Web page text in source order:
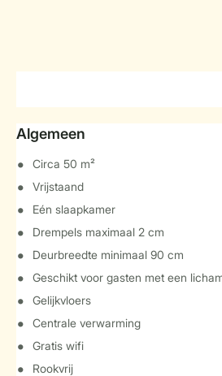
Algemeen
Circa 50 m²
Vrijstaand
Eén slaapkamer
Drempels maximaal 2 cm
Deurbreedte minimaal 90 cm
Geschikt voor gasten met een
Gelijkvloers
Centrale verwarming
Gratis wifi
Rookvrij